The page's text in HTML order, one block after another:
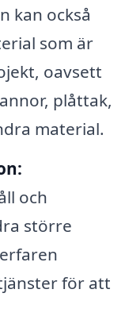
kan också
som är
oavsett
plåttak,
material.
och
större
för att